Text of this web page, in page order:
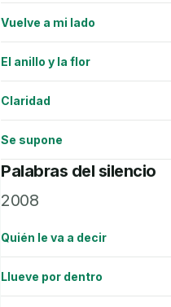
Vuelve a mi lado
El anillo y la flor
Claridad
Se supone
Palabras del silencio
2008
Quién le va a decir
Llueve por dentro